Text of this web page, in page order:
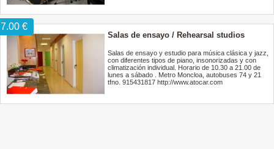
7.00 €
Salas de ensayo / Rehearsal studios
Salas de ensayo y estudio para música clásica y jazz,
con diferentes tipos de piano, insonorizadas y con
climatización individual. Horario de 10.30 a 21.00 de
lunes a sábado . Metro Moncloa, autobuses 74 y 21
tfno. 915431817 http://www.atocar.com